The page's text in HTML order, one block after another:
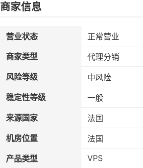
商家信息
营业状态
正常营业
商家类型
代理分销
风险等级
中风险
稳定性等级
一般
来源国家
法国
机房位置
法国
产品类型
VPS